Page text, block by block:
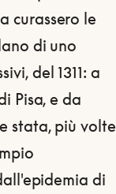
curassero le
di uno
del 1311: a
Pisa, e da
stata, più volte
di